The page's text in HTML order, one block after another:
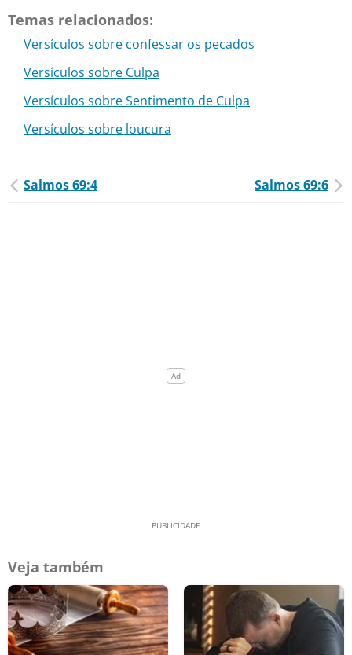
Temas relacionados:
Versículos sobre confessar os pecados
Versículos sobre Culpa
Versículos sobre Sentimento de Culpa
Versículos sobre loucura
Salmos 69:4 Salmos 69:6
Veja também